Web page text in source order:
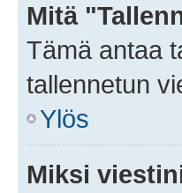
Mitä
Tämä antaa
tallennetun
Ylös
Miksi